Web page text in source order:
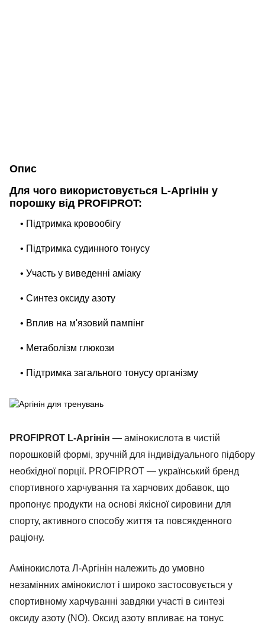
Опис
Для чого використовується L-Аргінін у
порошку від PROFIPROT:
• Підтримка кровообігу
• Підтримка судинного тонусу
• Участь у виведенні аміаку
• Синтез оксиду азоту
• Вплив на м'язовий пампінг
• Метаболізм глюкози
• Підтримка загального тонусу організму
PROFIPROT L-Аргінін — амінокислота в чистій
порошковій формі, зручній для індивідуального підбору
необхідної порції. PROFIPROT — український бренд
спортивного харчування та харчових добавок, що
пропонує продукти на основі якісної сировини для
спорту, активного способу життя та повсякденного
раціону.
Амінокислота Л-Аргінін належить до умовно
незамінних амінокислот і широко застосовується у
спортивному харчуванні завдяки участі в синтезі
оксиду азоту (NO). Оксид азоту впливає на тонус